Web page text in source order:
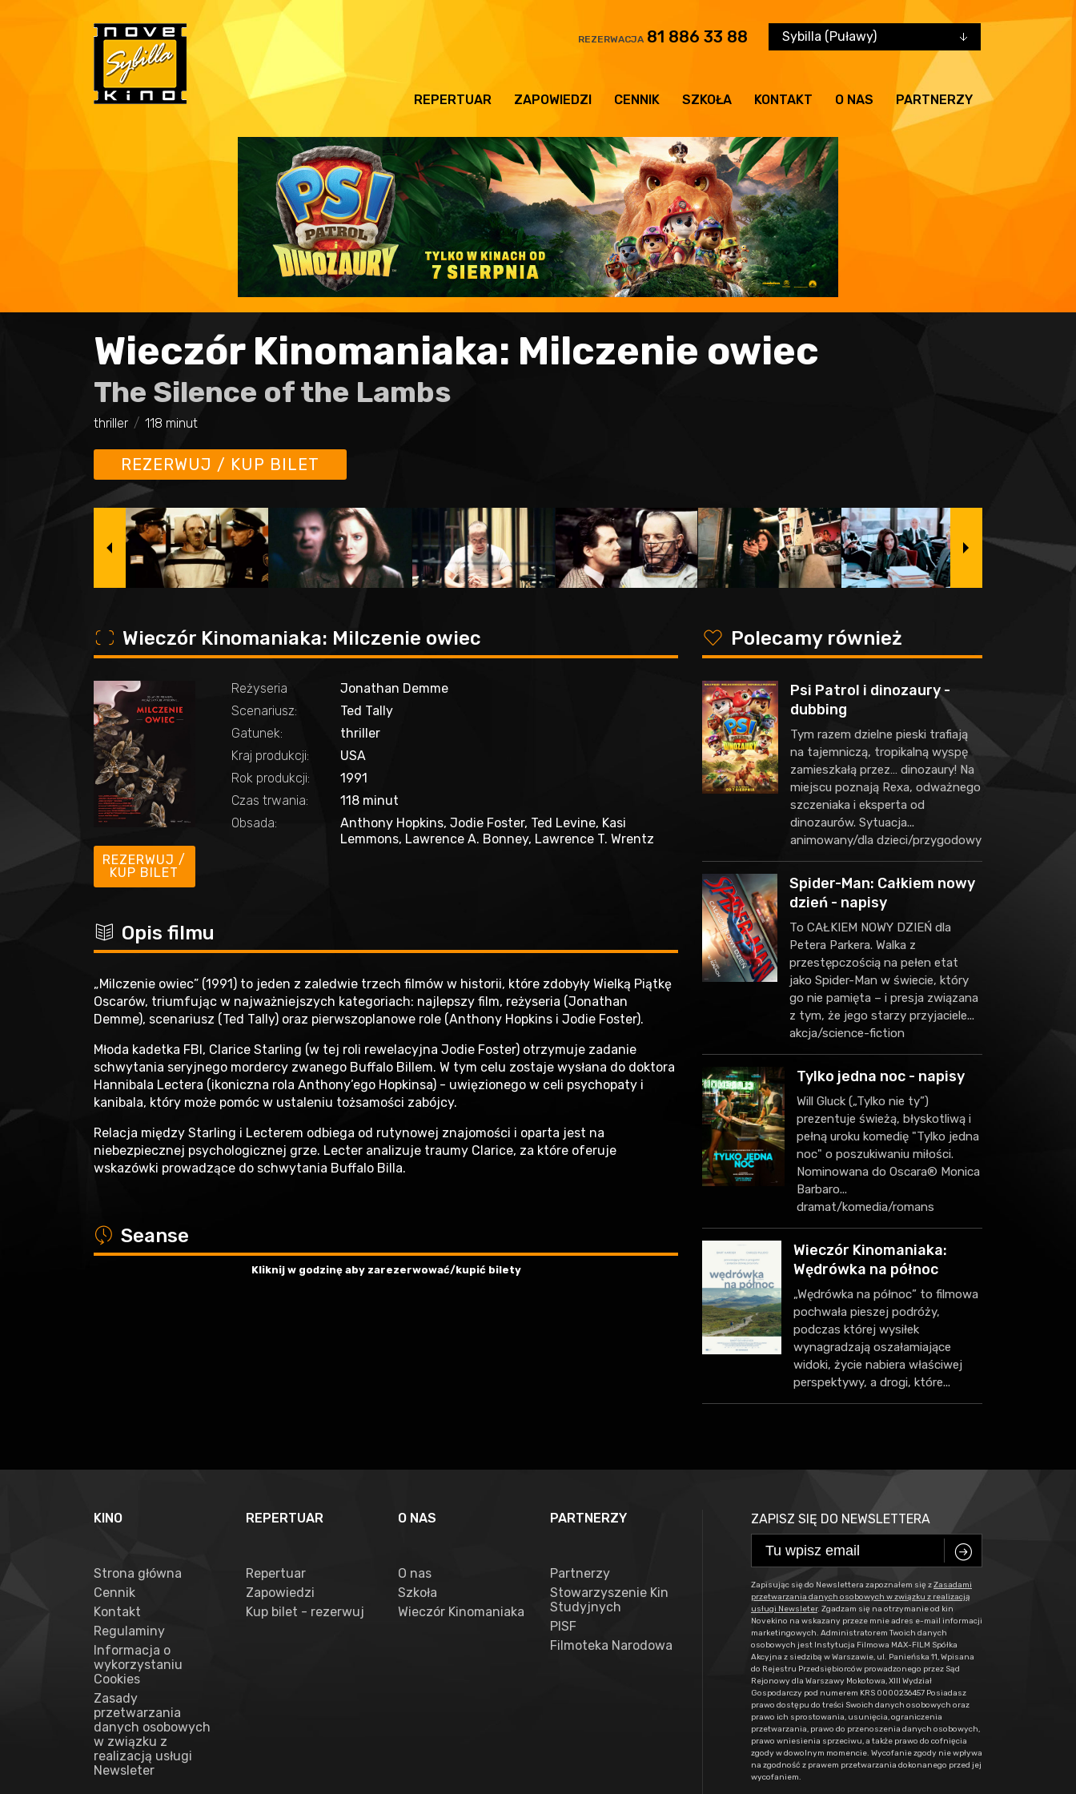
REZERWACJA 81 886 33 88 Sybilla (Puławy)
REPERTUAR ZAPOWIEDZI CENNIK SZKOŁA KONTAKT O NAS PARTNERZY
Wieczór Kinomaniaka: Milczenie owiec
The Silence of the Lambs
thriller 118 minut
REZERWUJ / KUP BILET
o Wieczór Kinomaniaka: Milczenie owiec
REZERWUJ /
KUP BILET
Reżyseria
Jonathan Demme
Scenariusz:
Ted Tally
Gatunek:
thriller
Kraj produkcji:
USA
Rok produkcji:
1991
Czas trwania:
118 minut
Obsada:
Anthony Hopkins, Jodie Foster, Ted Levine, Kasi
Lemmons, Lawrence A. Bonney, Lawrence T. Wrentz
c Opis filmu
„Milczenie owiec” (1991) to jeden z zaledwie trzech filmów w historii, które zdobyły Wielką Piątkę
Oscarów, triumfując w najważniejszych kategoriach: najlepszy film, reżyseria (Jonathan
Demme), scenariusz (Ted Tally) oraz pierwszoplanowe role (Anthony Hopkins i Jodie Foster).
Młoda kadetka FBI, Clarice Starling (w tej roli rewelacyjna Jodie Foster) otrzymuje zadanie
schwytania seryjnego mordercy zwanego Buffalo Billem. W tym celu zostaje wysłana do doktora
Hannibala Lectera (ikoniczna rola Anthony’ego Hopkinsa) - uwięzionego w celi psychopaty i
kanibala, który może pomóc w ustaleniu tożsamości zabójcy.
Relacja między Starling i Lecterem odbiega od rutynowej znajomości i oparta jest na
niebezpiecznej psychologicznej grze. Lecter analizuje traumy Clarice, za które oferuje
wskazówki prowadzące do schwytania Buffalo Billa.
a Seanse
Kliknij w godzinę aby zarezerwować/kupić bilety
y Polecamy również
Psi Patrol i dinozaury -
dubbing
Tym razem dzielne pieski trafiają
na tajemniczą, tropikalną wyspę
zamieszkałą przez… dinozaury! Na
miejscu poznają Rexa, odważnego
szczeniaka i eksperta od
dinozaurów. Sytuacja...
animowany/dla dzieci/przygodowy
Spider-Man: Całkiem nowy
dzień - napisy
To CAŁKIEM NOWY DZIEŃ dla
Petera Parkera. Walka z
przestępczością na pełen etat
jako Spider-Man w świecie, który
go nie pamięta – i presja związana
z tym, że jego starzy przyjaciele...
akcja/science-fiction
Tylko jedna noc - napisy
Will Gluck („Tylko nie ty”)
prezentuje świeżą, błyskotliwą i
pełną uroku komedię "Tylko jedna
noc" o poszukiwaniu miłości.
Nominowana do Oscara® Monica
Barbaro...
dramat/komedia/romans
Wieczór Kinomaniaka:
Wędrówka na północ
„Wędrówka na północ” to filmowa
pochwała pieszej podróży,
podczas której wysiłek
wynagradzają oszałamiające
widoki, życie nabiera właściwej
perspektywy, a drogi, które...
KINO
Strona główna
Cennik
Kontakt
Regulaminy
Informacja o
wykorzystaniu
Cookies
Zasady
przetwarzania
danych osobowych
w związku z
realizacją usługi
Newsleter
REPERTUAR
Repertuar
Zapowiedzi
Kup bilet - rezerwuj
O NAS
O nas
Szkoła
Wieczór Kinomaniaka
PARTNERZY
Partnerzy
Stowarzyszenie Kin
Studyjnych
PISF
Filmoteka Narodowa
ZAPISZ SIĘ DO NEWSLETTERA
C
Zapisując się do Newslettera zapoznałem się zZasadami
przetwarzania danych osobowych w związku z realizacją
usługi Newsleter. Zgadzam się na otrzymanie od kin
Novekino na wskazany przeze mnie adres e-mail informacji
marketingowych. Administratorem Twoich danych
osobowych jest Instytucja Filmowa MAX-FILM Spółka
Akcyjna z siedzibą w Warszawie, ul. Panieńska 11, Wpisana
do Rejestru Przedsiębiorców prowadzonego przez Sąd
Rejonowy dla Warszawy Mokotowa, XIII Wydział
Gospodarczy pod numerem KRS 0000236457 Posiadasz
prawo dostępu do treści Swoich danych osobowych oraz
prawo ich sprostowania, usunięcia, ograniczenia
przetwarzania, prawo do przenoszenia danych osobowych,
prawo wniesienia sprzeciwu, a także prawo do cofnięcia
zgody w dowolnym momencie. Wycofanie zgody nie wpływa
na zgodność z prawem przetwarzania dokonanego przed jej
wycofaniem.